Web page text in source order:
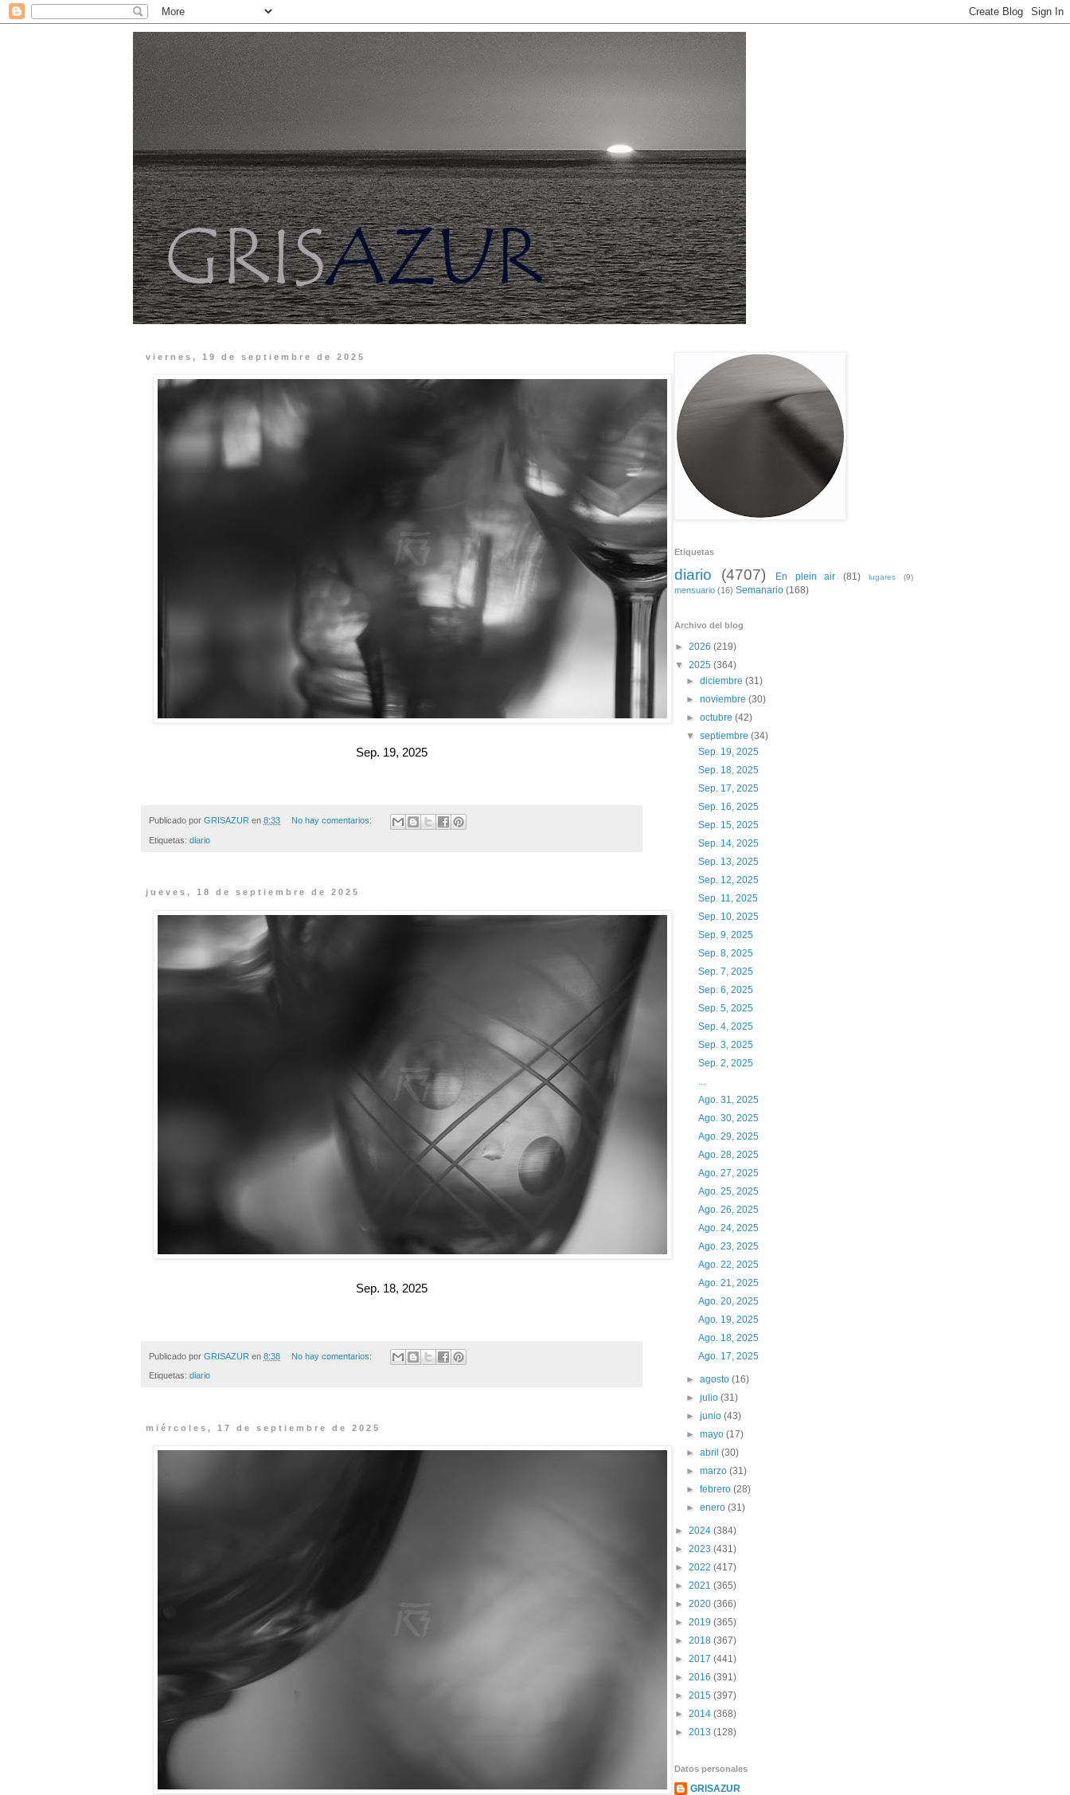
viernes, 19 de septiembre de 2025
Sep. 19, 2025
Publicado por GRISAZUR en 8:33 No hay comentarios:
Etiquetas: diario
jueves, 18 de septiembre de 2025
Sep. 18, 2025
Publicado por GRISAZUR en 8:38 No hay comentarios:
Etiquetas: diario
miércoles, 17 de septiembre de 2025
Etiquetas
diario (4707) En plein air (81) lugares (9)
mensuario (16) Semanario (168)
Archivo del blog
► 2026 (219)
▼ 2025 (364)
►diciembre(31)
►noviembre(30)
►octubre(42)
▼septiembre(34)
Sep. 19, 2025
Sep. 18, 2025
Sep. 17, 2025
Sep. 16, 2025
Sep. 15, 2025
Sep. 14, 2025
Sep. 13, 2025
Sep. 12, 2025
Sep. 11, 2025
Sep. 10, 2025
Sep. 9, 2025
Sep. 8, 2025
Sep. 7, 2025
Sep. 6, 2025
Sep. 5, 2025
Sep. 4, 2025
Sep. 3, 2025
Sep. 2, 2025
...
Ago. 31, 2025
Ago. 30, 2025
Ago. 29, 2025
Ago. 28, 2025
Ago. 27, 2025
Ago. 25, 2025
Ago. 26, 2025
Ago. 24, 2025
Ago. 23, 2025
Ago. 22, 2025
Ago. 21, 2025
Ago. 20, 2025
Ago. 19, 2025
Ago. 18, 2025
Ago. 17, 2025
►agosto(16)
►julio(31)
►junio(43)
►mayo(17)
►abril(30)
►marzo(31)
►febrero(28)
►enero(31)
► 2024 (384)
► 2023 (431)
► 2022 (417)
► 2021 (365)
► 2020 (366)
► 2019 (365)
► 2018 (367)
► 2017 (441)
► 2016 (391)
► 2015 (397)
► 2014 (368)
► 2013 (128)
Datos personales
GRISAZUR